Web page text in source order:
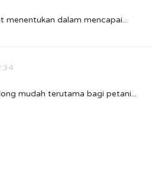
dalam mencapai...
mudah terutama bagi petani...